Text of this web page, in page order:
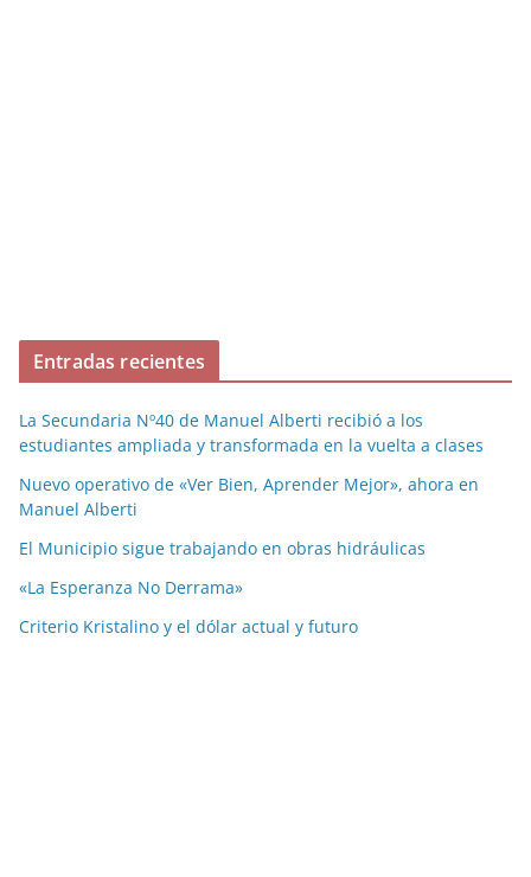
Entradas recientes
La Secundaria Nº40 de Manuel Alberti recibió a los
estudiantes ampliada y transformada en la vuelta a clases
Nuevo operativo de «Ver Bien, Aprender Mejor», ahora en
Manuel Alberti
El Municipio sigue trabajando en obras hidráulicas
«La Esperanza No Derrama»
Criterio Kristalino y el dólar actual y futuro